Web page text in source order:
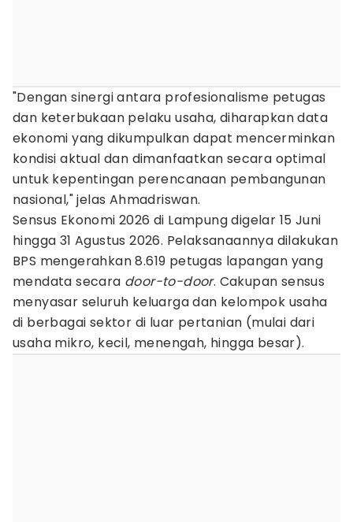
"Dengan sinergi antara profesionalisme petugas
dan keterbukaan pelaku usaha, diharapkan data
ekonomi yang dikumpulkan dapat mencerminkan
kondisi aktual dan dimanfaatkan secara optimal
untuk kepentingan perencanaan pembangunan
nasional," jelas Ahmadriswan.
Sensus Ekonomi 2026 di Lampung digelar 15 Juni
hingga 31 Agustus 2026. Pelaksanaannya dilakukan
BPS mengerahkan 8.619 petugas lapangan yang
mendata secara door-to-door. Cakupan sensus
menyasar seluruh keluarga dan kelompok usaha
di berbagai sektor di luar pertanian (mulai dari
usaha mikro, kecil, menengah, hingga besar).